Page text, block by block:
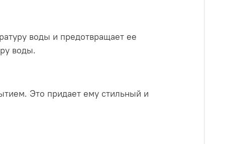
воды и предотвращает ее
воды.
Это придает ему стильный и